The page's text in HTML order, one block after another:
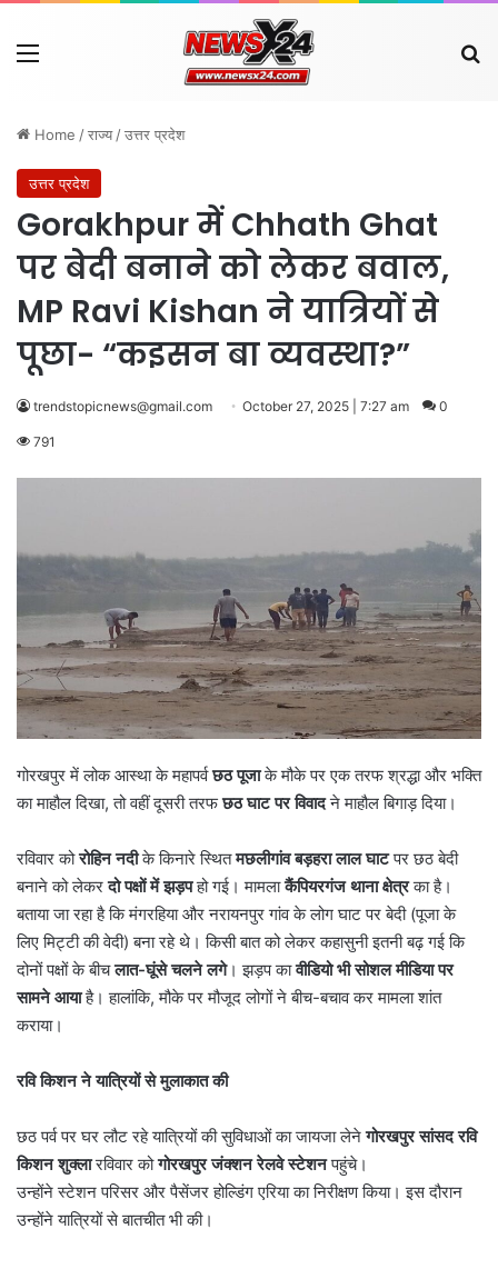
Menu
Home /राज्य /उत्तर प्रदेश
उत्तर प्रदेश
Gorakhpur में Chhath Ghat
पर बेदी बनाने को लेकर बवाल,
MP Ravi Kishan ने यात्रियों से
पूछा- “कइसन बा व्यवस्था?”
trendstopicnews@gmail.com October 27, 2025 | 7:27 am 0
791
गोरखपुर में लोक आस्था के महापर्वछठ पूजाके मौके पर एक तरफ श्रद्धा और भक्ति
का माहौल दिखा, तो वहीं दूसरी तरफछठ घाट पर विवादने माहौल बिगाड़ दिया।
रविवार कोरोहिन नदीके किनारे स्थितमछलीगांव बड़हरा लाल घाटपर छठ बेदी
बनाने को लेकरदो पक्षों में झड़पहो गई। मामलाकैंपियरगंज थाना क्षेत्रका है।
बताया जा रहा है कि मंगरहिया और नरायनपुर गांव के लोग घाट पर बेदी (पूजा के
लिए मिट्टी की वेदी) बना रहे थे। किसी बात को लेकर कहासुनी इतनी बढ़ गई कि
दोनों पक्षों के बीचलात-घूंसे चलने लगे। झड़प कावीडियो भी सोशल मीडिया पर
सामने आयाहै। हालांकि, मौके पर मौजूद लोगों ने बीच-बचाव कर मामला शांत
कराया।
रवि किशन ने यात्रियों से मुलाकात की
छठ पर्व पर घर लौट रहे यात्रियों की सुविधाओं का जायजा लेनेगोरखपुर सांसद रवि
किशन शुक्लारविवार कोगोरखपुर जंक्शन रेलवे स्टेशनपहुंचे।
उन्होंने स्टेशन परिसर और पैसेंजर होल्डिंग एरिया का निरीक्षण किया। इस दौरान
उन्होंने यात्रियों से बातचीत भी की।